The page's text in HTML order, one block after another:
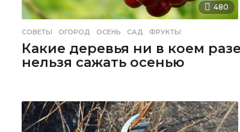
480
СОВЕТЫ ОГОРОД ,ОСЕНЬ ,САД ,ФРУКТЫ
Какие деревья ни в коем разе
нельзя сажать осенью